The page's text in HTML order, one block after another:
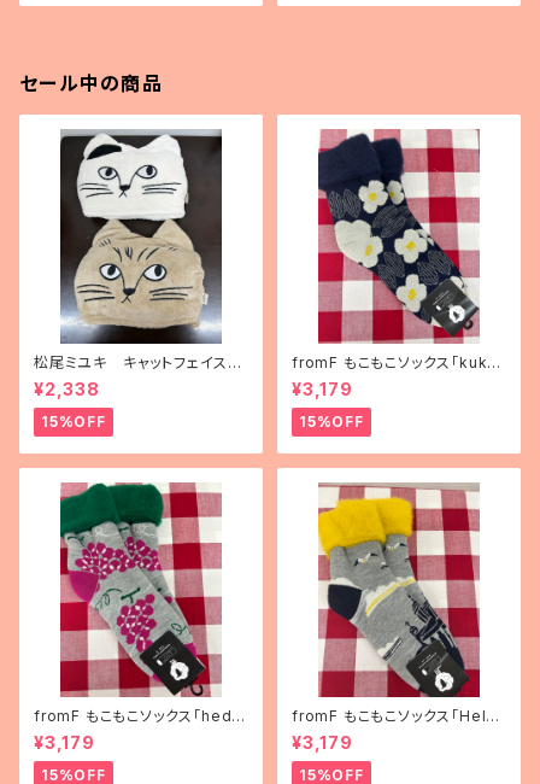
セール中の商品
松尾ミユキ キャットフェイスブ
ランケット
¥2,338
15%OFF
fromF もこもこソックス「kukka
puutarha（花畑）」
¥3,179
15%OFF
fromF もこもこソックス「hedel
mä（果物）」
¥3,179
15%OFF
fromF もこもこソックス「Helsi
nki（ヘルシンキ）」
¥3,179
15%OFF